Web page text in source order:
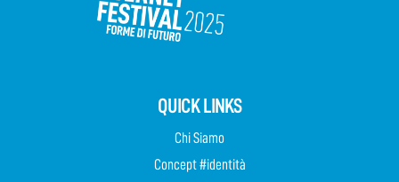
QUICK LINKS
Chi Siamo
Concept #identità